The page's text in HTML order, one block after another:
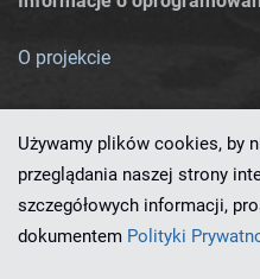
O projekcie
Ten serwis działa dzięki
Używamy plików cookies, by
przeglądania naszej strony
szczegółowych informacji,
dokumentem Polityki